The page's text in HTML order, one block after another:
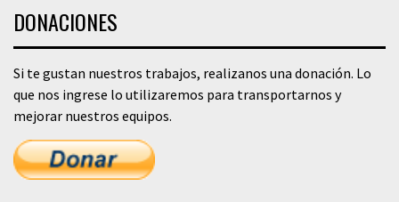
DONACIONES
Si te gustan nuestros trabajos, realizanos una donación. Lo
que nos ingrese lo utilizaremos para transportarnos y
mejorar nuestros equipos.